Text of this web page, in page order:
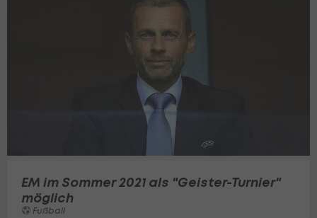
EM im Sommer 2021 als "Geister-Turnier"
möglich
Fußball